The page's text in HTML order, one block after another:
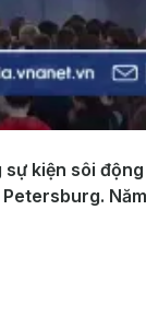
kiện sôi